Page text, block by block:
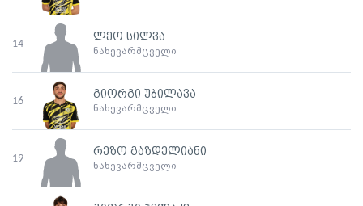
14
ლეო სილვა
ნახევარმცველი
16
გიორგი უბილავა
ნახევარმცველი
19
რეზო გაზდელიანი
ნახევარმცველი